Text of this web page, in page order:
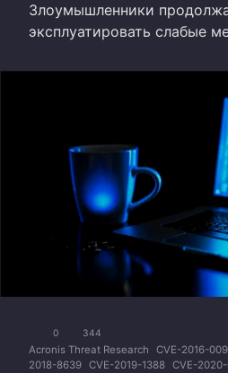
Злоумышленники
эксплуатировать слабые
0 344
Acronis Threat Research CVE-2016-
2018-8639 CVE-2019-1388 CVE-